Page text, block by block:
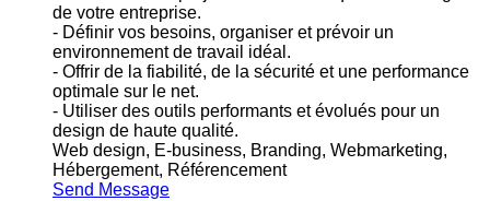
de votre entreprise.
- Définir vos besoins, organiser et prévoir un
environnement de travail idéal.
- Offrir de la fiabilité, de la sécurité et une performance
optimale sur le net.
- Utiliser des outils performants et évolués pour un
design de haute qualité.
Web design, E-business, Branding, Webmarketing,
Hébergement, Référencement
Send Message